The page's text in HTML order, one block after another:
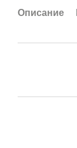
Описание